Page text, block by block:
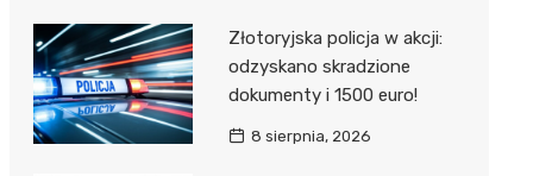
Złotoryjska policja w akcji:
odzyskano skradzione
dokumenty i 1500 euro!
8 sierpnia, 2026